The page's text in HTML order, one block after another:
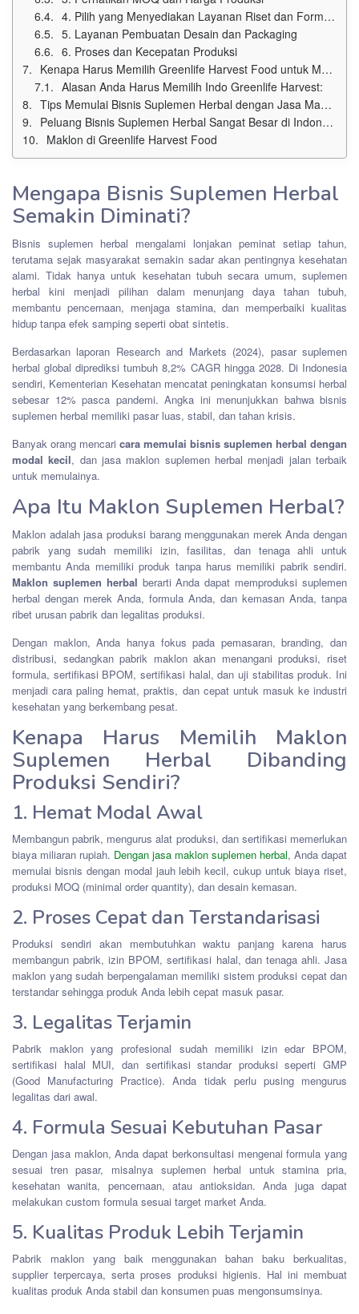
4. Pilih yang Menyediakan Layanan Riset dan Formulasi
5. Layanan Pembuatan Desain dan Packaging
6. Proses dan Kecepatan Produksi
Kenapa Harus Memilih Greenlife Harvest Food untuk Maklon Suplemen Herbal Anda?
Alasan Anda Harus Memilih Indo Greenlife Harvest:
Tips Memulai Bisnis Suplemen Herbal dengan Jasa Maklon
Peluang Bisnis Suplemen Herbal Sangat Besar di Indonesia
Maklon di Greenlife Harvest Food
Mengapa Bisnis Suplemen Herbal
Semakin Diminati?
Bisnis suplemen herbal mengalami lonjakan peminat setiap tahun,
terutama sejak masyarakat semakin sadar akan pentingnya kesehatan
alami. Tidak hanya untuk kesehatan tubuh secara umum, suplemen
herbal kini menjadi pilihan dalam menunjang daya tahan tubuh,
membantu pencernaan, menjaga stamina, dan memperbaiki kualitas
hidup tanpa efek samping seperti obat sintetis.
Berdasarkan laporan Research and Markets (2024), pasar suplemen
herbal global diprediksi tumbuh 8,2% CAGR hingga 2028. Di Indonesia
sendiri, Kementerian Kesehatan mencatat peningkatan konsumsi herbal
sebesar 12% pasca pandemi. Angka ini menunjukkan bahwa bisnis
suplemen herbal memiliki pasar luas, stabil, dan tahan krisis.
Banyak orang mencari cara memulai bisnis suplemen herbal dengan
modal kecil, dan jasa maklon suplemen herbal menjadi jalan terbaik
untuk memulainya.
Apa Itu Maklon Suplemen Herbal?
Maklon adalah jasa produksi barang menggunakan merek Anda dengan
pabrik yang sudah memiliki izin, fasilitas, dan tenaga ahli untuk
membantu Anda memiliki produk tanpa harus memiliki pabrik sendiri.
Maklon suplemen herbal berarti Anda dapat memproduksi suplemen
herbal dengan merek Anda, formula Anda, dan kemasan Anda, tanpa
ribet urusan pabrik dan legalitas produksi.
Dengan maklon, Anda hanya fokus pada pemasaran, branding, dan
distribusi, sedangkan pabrik maklon akan menangani produksi, riset
formula, sertifikasi BPOM, sertifikasi halal, dan uji stabilitas produk. Ini
menjadi cara paling hemat, praktis, dan cepat untuk masuk ke industri
kesehatan yang berkembang pesat.
Kenapa Harus Memilih Maklon
Suplemen Herbal Dibanding
Produksi Sendiri?
1. Hemat Modal Awal
Membangun pabrik, mengurus alat produksi, dan sertifikasi memerlukan
biaya miliaran rupiah. Dengan jasa maklon suplemen herbal, Anda dapat
memulai bisnis dengan modal jauh lebih kecil, cukup untuk biaya riset,
produksi MOQ (minimal order quantity), dan desain kemasan.
2. Proses Cepat dan Terstandarisasi
Produksi sendiri akan membutuhkan waktu panjang karena harus
membangun pabrik, izin BPOM, sertifikasi halal, dan tenaga ahli. Jasa
maklon yang sudah berpengalaman memiliki sistem produksi cepat dan
terstandar sehingga produk Anda lebih cepat masuk pasar.
3. Legalitas Terjamin
Pabrik maklon yang profesional sudah memiliki izin edar BPOM,
sertifikasi halal MUI, dan sertifikasi standar produksi seperti GMP
(Good Manufacturing Practice). Anda tidak perlu pusing mengurus
legalitas dari awal.
4. Formula Sesuai Kebutuhan Pasar
Dengan jasa maklon, Anda dapat berkonsultasi mengenai formula yang
sesuai tren pasar, misalnya suplemen herbal untuk stamina pria,
kesehatan wanita, pencernaan, atau antioksidan. Anda juga dapat
melakukan custom formula sesuai target market Anda.
5. Kualitas Produk Lebih Terjamin
Pabrik maklon yang baik menggunakan bahan baku berkualitas,
supplier terpercaya, serta proses produksi higienis. Hal ini membuat
kualitas produk Anda stabil dan konsumen puas mengonsumsinya.